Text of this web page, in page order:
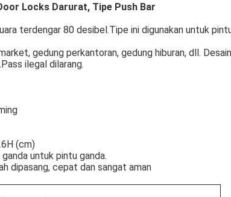
Locks Darurat, Tipe Push Bar
terdengar 80 desibel.Tipe ini digunakan untuk
gedung perkantoran, gedung hiburan, dll.
ilegal dilarang.
(cm)
untuk pintu ganda.
dipasang, cepat dan sangat aman